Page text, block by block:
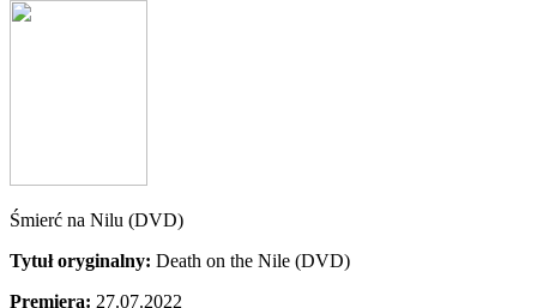
Śmierć na Nilu (DVD)
Tytuł oryginalny: Death on the Nile (DVD)
Premiera: 27.07.2022